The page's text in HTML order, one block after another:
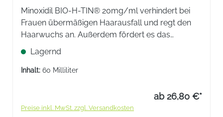
Minoxidil BIO-H-TIN® 20mg/ml verhindert bei
Frauen übermäßigen Haarausfall und regt den
Haarwuchs an. Außerdem fördert es das
Nachwachsen neuer Haare an bereits gelichteten
oder kahlen Stellen der Kopfhaut und verstärkt
noch vorhandenes Flaumhaar.
Lagernd
Inhalt: 60 Milliliter
ab 26,80 €*
Preise inkl. MwSt. zzgl. Versandkosten